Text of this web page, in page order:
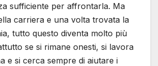
sufficiente per affrontarla. Ma
carriera e una volta trovata la
tutto questo diventa molto più
se si rimane onesti, si lavora
e si cerca sempre di aiutare i